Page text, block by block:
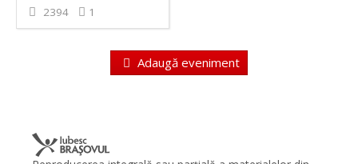
2394 1
Adaugă eveniment